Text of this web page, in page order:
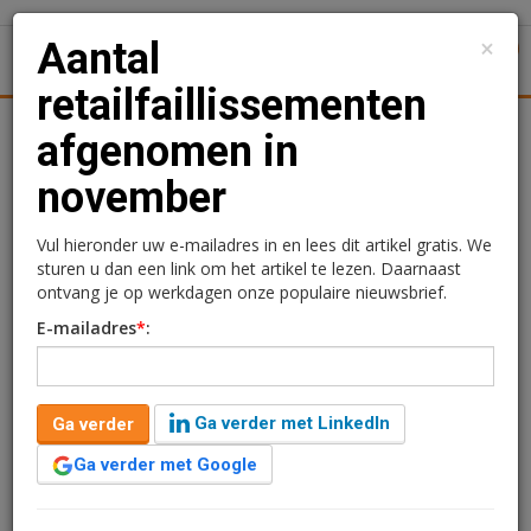
Kantoren Logistiek
Aantal
retailfaillissementen
afgenomen in november
In november zijn er 26 faillissementen uitgesproken in
de detailhandel. Dat zijn er tien minder dan in oktober.
Dat blijkt uit cijfers van het CBS.
×
Aantal
retailfaillissementen
afgenomen in
november
Vul hieronder uw e-mailadres in en lees dit artikel gratis. We
sturen u dan een link om het artikel te lezen. Daarnaast
ontvang je op werkdagen onze populaire nieuwsbrief.
E-mailadres*:
Ga verder
Ga verder met LinkedIn
Ga verder met Google